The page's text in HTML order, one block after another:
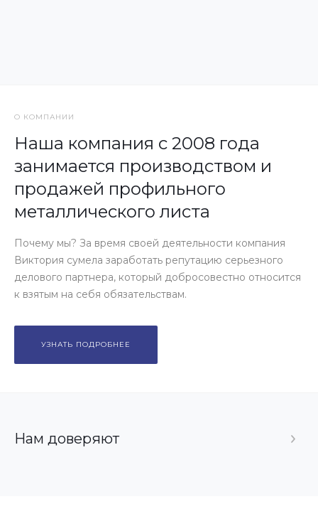
О КОМПАНИИ
Наша компания с 2008 года
занимается производством и
продажей профильного
металлического листа
Почему мы? За время своей деятельности компания
Виктория сумела заработать репутацию серьезного
делового партнера, который добросовестно относится
к взятым на себя обязательствам.
УЗНАТЬ ПОДРОБНЕЕ
Нам доверяют